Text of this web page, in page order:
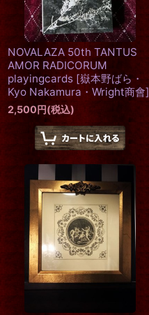
NOVALAZA 50th TANTUS
AMOR RADICORUM
playingcards [嶽本野ばら・
Kyo Nakamura・Wright商會]
2,500円(税込)